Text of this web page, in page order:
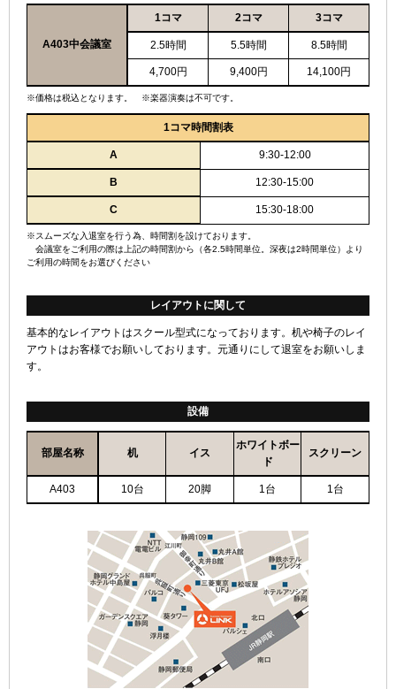
A403中会議室
1コマ 2コマ 3コマ
2.5時間 5.5時間 8.5時間
4,700円 9,400円 14,100円
※価格は税込となります。 ※楽器演奏は不可です。
1コマ時間割表
A 9:30-12:00
B 12:30-15:00
C 15:30-18:00
※スムーズな入退室を行う為、時間割を設けております。
会議室をご利用の際は上記の時間割から（各2.5時間単位。深夜は2時間単位）より
ご利用の時間をお選びください
レイアウトに関して
基本的なレイアウトはスクール型式になっております。机や椅子のレイ
アウトはお客様でお願いしております。元通りにして退室をお願いしま
す。
設備
部屋名称 机 イス
ホワイトボー
ド
スクリーン
A403 10台 20脚 1台 1台